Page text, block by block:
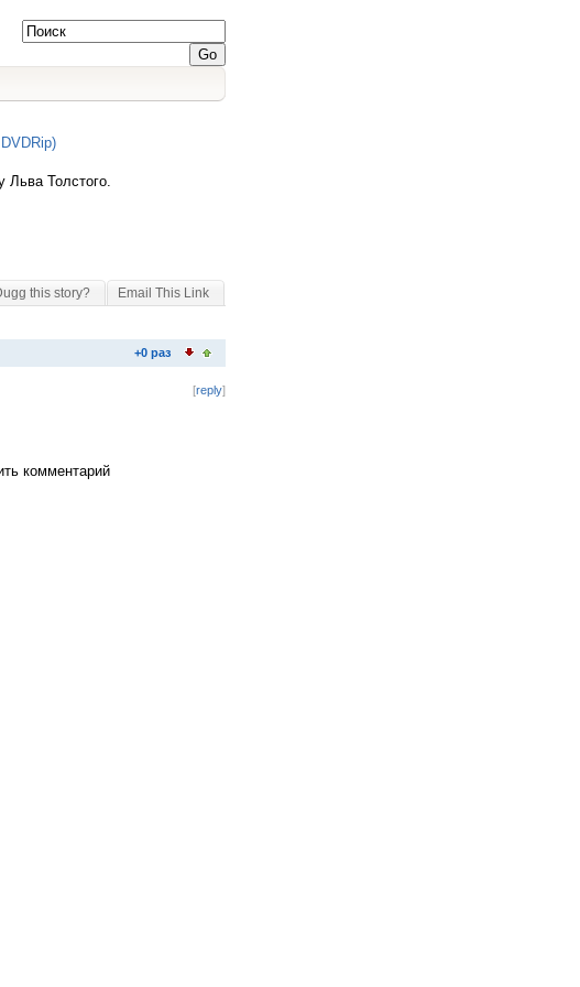
Льва Толстого.
this story? Email This Link
+0 раз
[reply]
комментарий